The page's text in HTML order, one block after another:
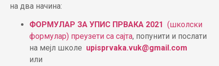
на два начина:
ФОРМУЛАР ЗА УПИС ПРВАКА 2021 (школски
формулар) преузети са сајта, попунити и послати
на мејл школе upisprvaka.vuk@gmail.com
или